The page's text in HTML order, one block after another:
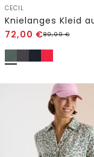
CECIL
72,00 €89,99€